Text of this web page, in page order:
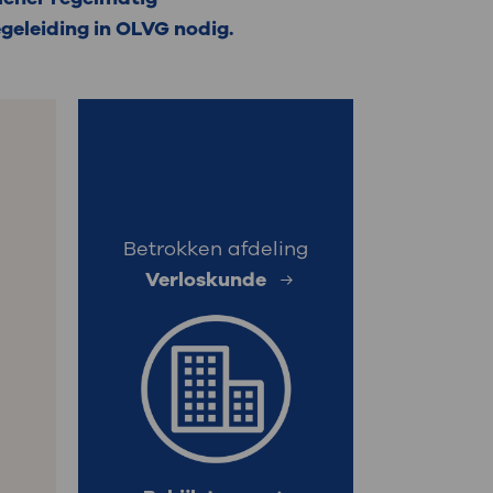
Inloggen MijnOLVG
in OLVG nodig.
Betrokken afdeling
Verloskunde